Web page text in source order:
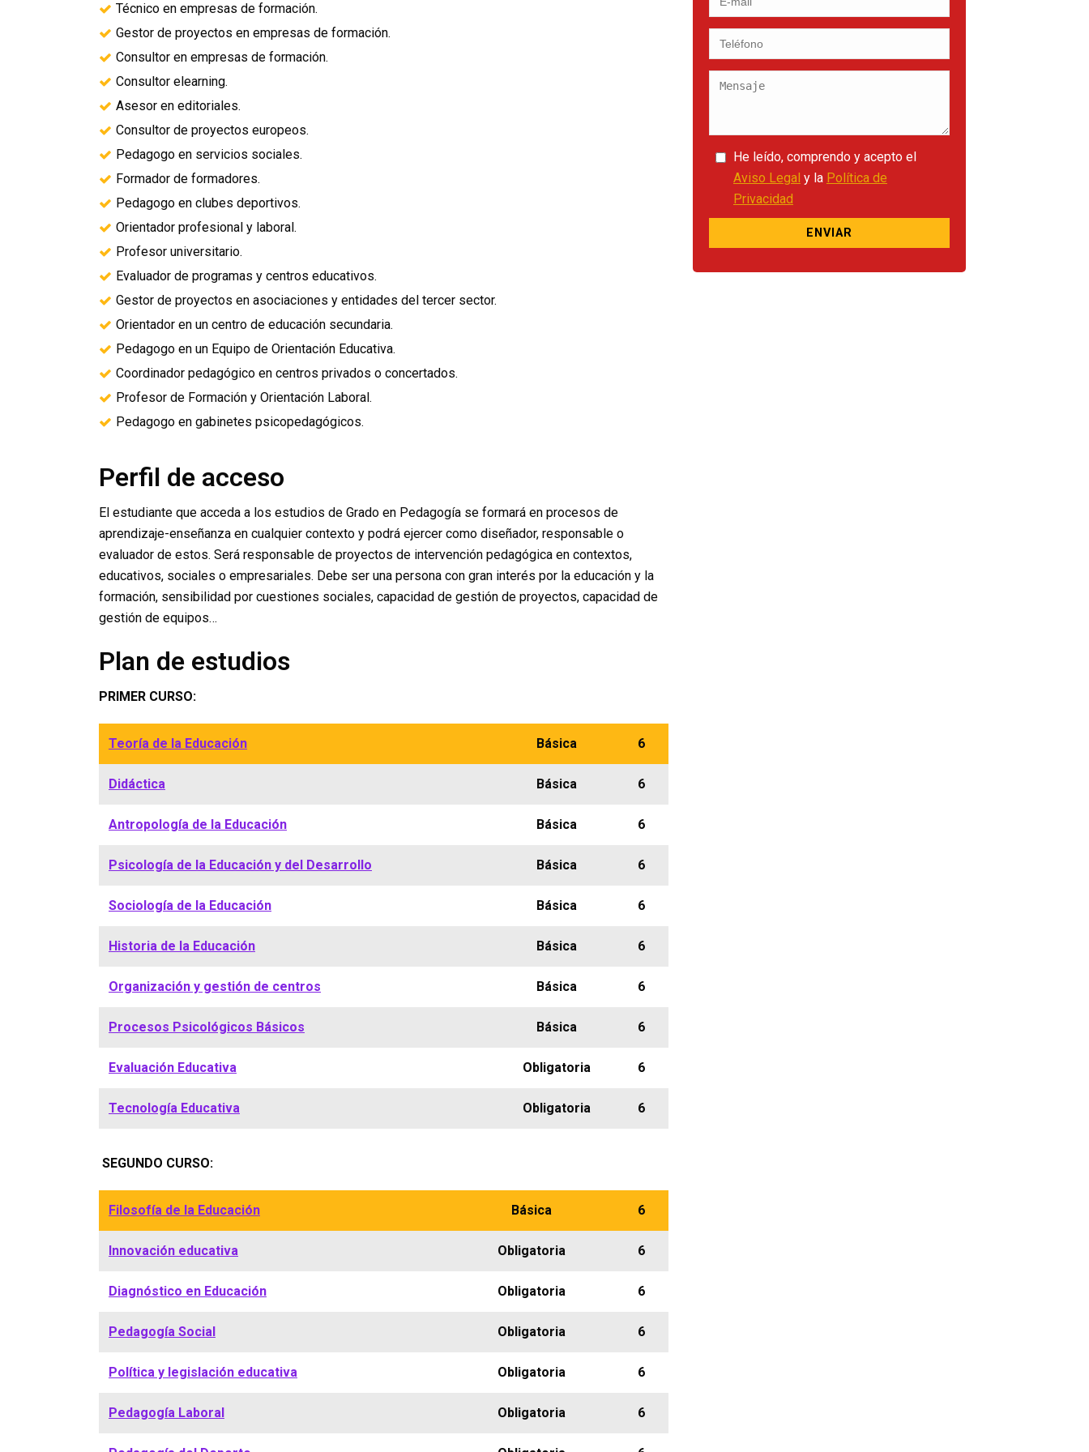
Técnico en empresas de formación.
Gestor de proyectos en empresas de formación.
Consultor en empresas de formación.
Consultor elearning.
Asesor en editoriales.
Consultor de proyectos europeos.
Pedagogo en servicios sociales.
Formador de formadores.
Pedagogo en clubes deportivos.
Orientador profesional y laboral.
Profesor universitario.
Evaluador de programas y centros educativos.
Gestor de proyectos en asociaciones y entidades del tercer sector.
Orientador en un centro de educación secundaria.
Pedagogo en un Equipo de Orientación Educativa.
Coordinador pedagógico en centros privados o concertados.
Profesor de Formación y Orientación Laboral.
Pedagogo en gabinetes psicopedagógicos.
Perfil de acceso
El estudiante que acceda a los estudios de Grado en Pedagogía se formará en procesos de
aprendizaje-enseñanza en cualquier contexto y podrá ejercer como diseñador, responsable o
evaluador de estos. Será responsable de proyectos de intervención pedagógica en contextos,
educativos, sociales o empresariales. Debe ser una persona con gran interés por la educación y la
formación, sensibilidad por cuestiones sociales, capacidad de gestión de proyectos, capacidad de
gestión de equipos…
Plan de estudios
PRIMER CURSO:
Teoría de la Educación Básica 6
Didáctica Básica 6
Antropología de la Educación Básica 6
Psicología de la Educación y del Desarrollo Básica 6
Sociología de la Educación Básica 6
Historia de la Educación Básica 6
Organización y gestión de centros Básica 6
Procesos Psicológicos Básicos Básica 6
Evaluación Educativa Obligatoria 6
Tecnología Educativa Obligatoria 6
SEGUNDO CURSO:
Filosofía de la Educación Básica 6
Innovación educativa Obligatoria 6
Diagnóstico en Educación Obligatoria 6
Pedagogía Social Obligatoria 6
Política y legislación educativa Obligatoria 6
Pedagogía Laboral Obligatoria 6
He leído, comprendo y acepto el
Aviso Legal y la Política de
Privacidad